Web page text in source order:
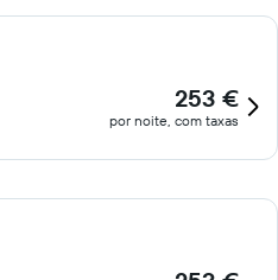
253 €
por noite, com taxas